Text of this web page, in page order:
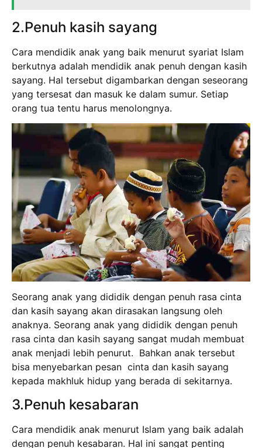
2.Penuh kasih sayang
Cara mendidik anak yang baik menurut syariat Islam
berkutnya adalah mendidik anak penuh dengan kasih
sayang. Hal tersebut digambarkan dengan seseorang
yang tersesat dan masuk ke dalam sumur. Setiap
orang tua tentu harus menolongnya.
Seorang anak yang dididik dengan penuh rasa cinta
dan kasih sayang akan dirasakan langsung oleh
anaknya. Seorang anak yang dididik dengan penuh
rasa cinta dan kasih sayang sangat mudah membuat
anak menjadi lebih penurut. Bahkan anak tersebut
bisa menyebarkan pesan cinta dan kasih sayang
kepada makhluk hidup yang berada di sekitarnya.
3.Penuh kesabaran
Cara mendidik anak menurut Islam yang baik adalah
dengan penuh kesabaran. Hal ini sangat penting